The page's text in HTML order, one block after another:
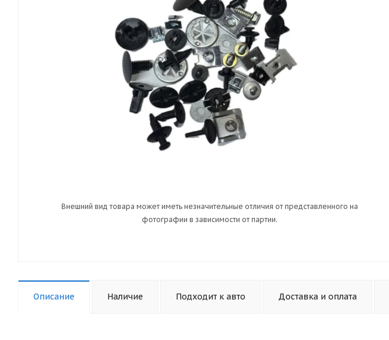
Внешний вид товара может иметь незначительные отличия от представленного на
фотографии в зависимости от партии.
Описание Наличие Подходит к авто Доставка и оплата